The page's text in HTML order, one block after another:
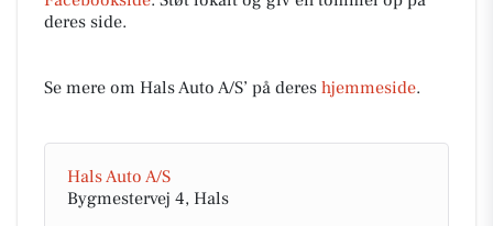
deres side.
Se mere om Hals Auto A/S’ på deres hjemmeside.
Hals Auto A/S
Bygmestervej 4, Hals